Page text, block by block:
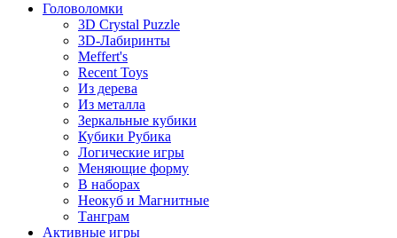
Головоломки
3D Crystal Puzzle
3D-Лабиринты
Meffert's
Recent Toys
Из дерева
Из металла
Зеркальные кубики
Кубики Рубика
Логические игры
Меняющие форму
В наборах
Неокуб и Магнитные
Танграм
Активные игры